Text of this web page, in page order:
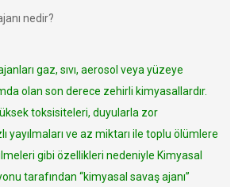
nedir?
gaz, sıvı, aerosol veya yüzeye
olan son derece zehirli kimyasallardır.
toksisiteleri, duyularla zor
yayılmaları ve az miktarı ile toplu ölümlere
gibi özellikleri nedeniyle Kimyasal
tarafından “kimyasal savaş ajanı”